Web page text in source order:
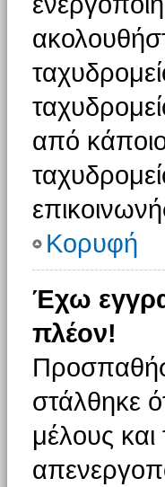
από κάποιο
Κορυφή
Έχω
πλέον!
στάλθηκε
μέλους και